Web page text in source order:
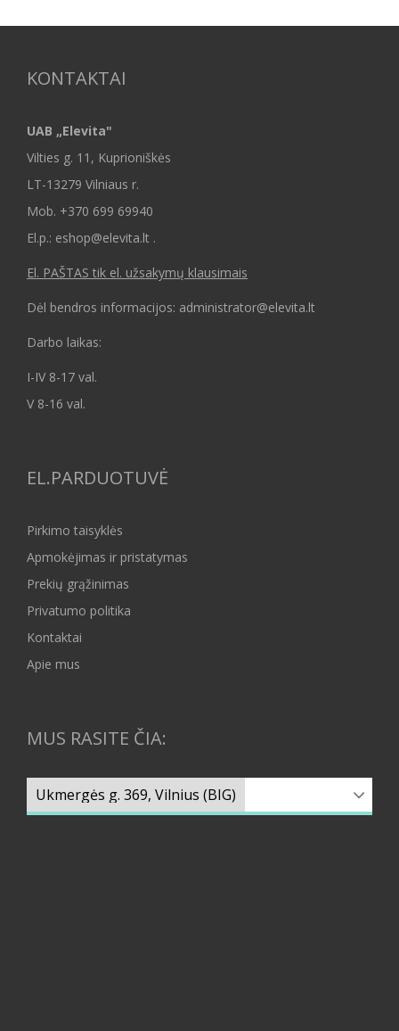
KONTAKTAI
UAB „Elevita"
Vilties g. 11, Kuprioniškės
LT-13279 Vilniaus r.
Mob. +370 699 69940
El.p.: eshop@elevita.lt .
El. PAŠTAS tik el. užsakymų klausimais
Dėl bendros informacijos: administrator@elevita.lt
Darbo laikas:
I-IV 8-17 val.
V 8-16 val.
EL.PARDUOTUVĖ
Pirkimo taisyklės
Apmokėjimas ir pristatymas
Prekių grąžinimas
Privatumo politika
Kontaktai
Apie mus
MUS RASITE ČIA: